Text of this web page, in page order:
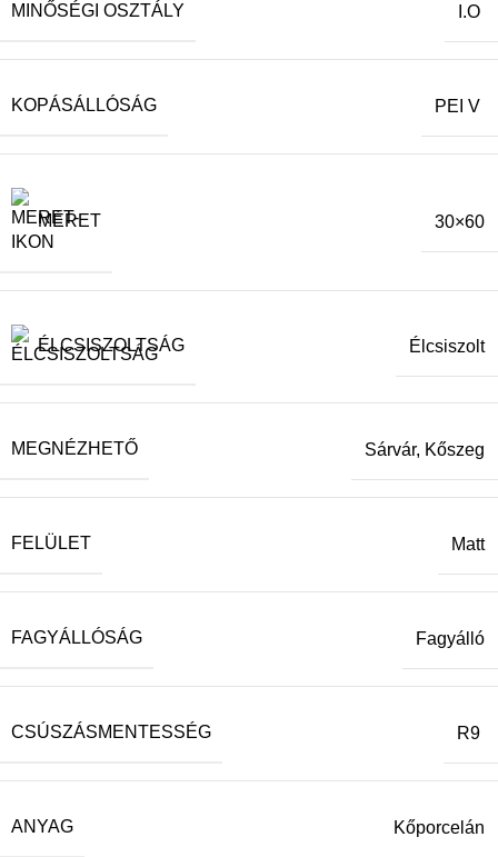
MINŐSÉGI OSZTÁLY I.O
KOPÁSÁLLÓSÁG PEI V
MÉRET 30×60
ÉLCSISZOLTSÁG Élcsiszolt
MEGNÉZHETŐ Sárvár, Kőszeg
FELÜLET Matt
FAGYÁLLÓSÁG Fagyálló
CSÚSZÁSMENTESSÉG R9
ANYAG Kőporcelán